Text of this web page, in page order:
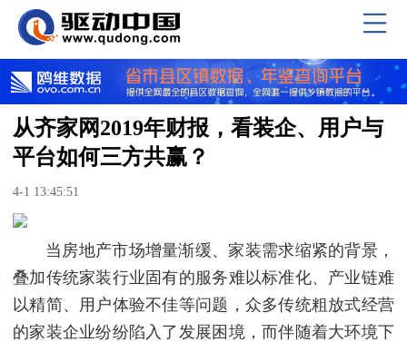
从齐家网2019年财报，看装企、用户与
平台如何三方共赢？
4-1 13:45:51
当房地产市场增量渐缓、家装需求缩紧的背景，
叠加传统家装行业固有的服务难以标准化、产业链难
以精简、用户体验不佳等问题，众多传统粗放式经营
的家装企业纷纷陷入了发展困境，而伴随着大环境下